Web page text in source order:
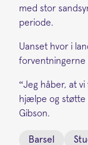
med stor
periode.
Uanset hvor i
forventningerne
“Jeg håber, at
hjælpe og støtte
Gibson.
Barsel